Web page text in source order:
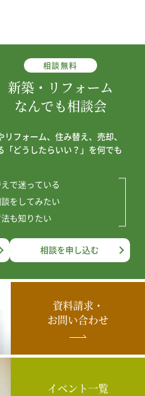
相談無料
新築・リフォーム
なんでも相談会
フォーム、住み替え、売却、
どうしたらいい？」を何でも
で迷っている
をしてみたい
も知りたい
相談を申し込む
資料請求・
お問い合わせ
イベント一覧